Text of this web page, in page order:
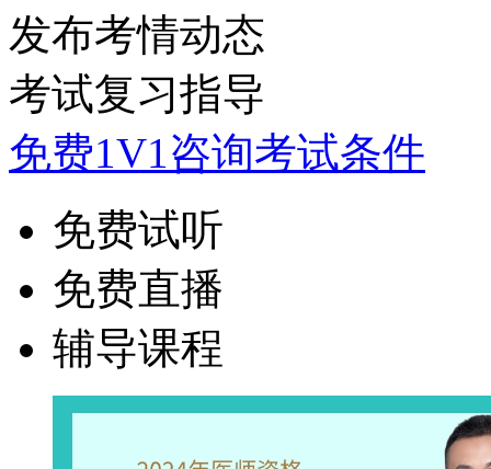
发布考情动态
考试复习指导
免费1V1咨询考试条件
免费试听
免费直播
辅导课程